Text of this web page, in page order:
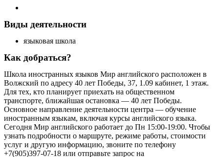
Виды деятельности
языковая школа
Как добраться?
Школа иностранных языков Мир английского расположен в
Волжский по адресу 40 лет Победы, 37, 1.09 кабинет, 1 этаж.
Для тех, кто планирует приехать на общественном
транспорте, ближайшая остановка — 40 лет Победы.
Основное направление деятельности центра — обучение
иностранным языкам, включая курсы английского языка.
Сегодня Мир английского работает до Пн 15:00-19:00. Чтобы
узнать подробности о маршруте, режиме работы, стоимости
услуг и другую информацию, звоните по телефону
+7(905)397-07-18 или отправьте запрос на